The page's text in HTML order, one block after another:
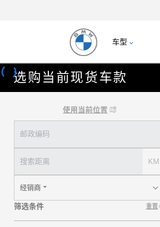
车型
选购当前现货车款
使用当前位置
邮政编码
搜索距离 KM
经销商
筛选条件 重置